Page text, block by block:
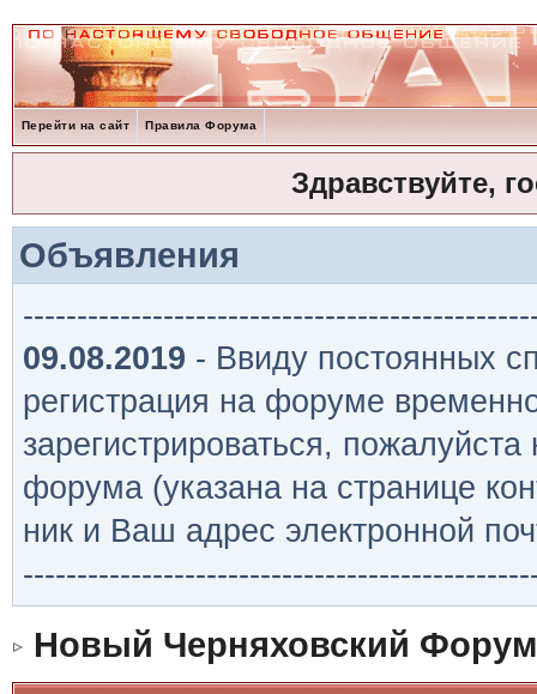
Перейти на сайт Правила Форума
Здравствуйте,
Объявления
09.08.2019 - Ввиду постоянных
регистрация на форуме
зарегистрироваться,
форума (указана на странице
ник и Ваш адрес электронной
Новый Черняховский Форум